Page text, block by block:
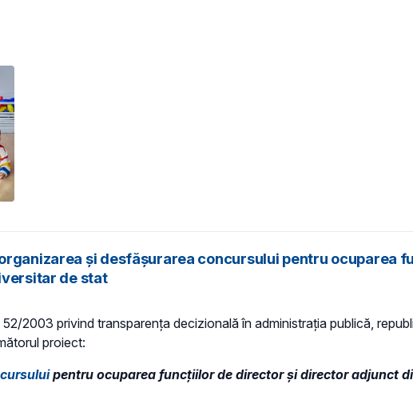
și desfășurarea concursului pentru ocuparea
de stat
2003 privind transparenţa decizională în administraţia publică,
proiect:
pentru ocuparea funcțiilor de director și director adjunct